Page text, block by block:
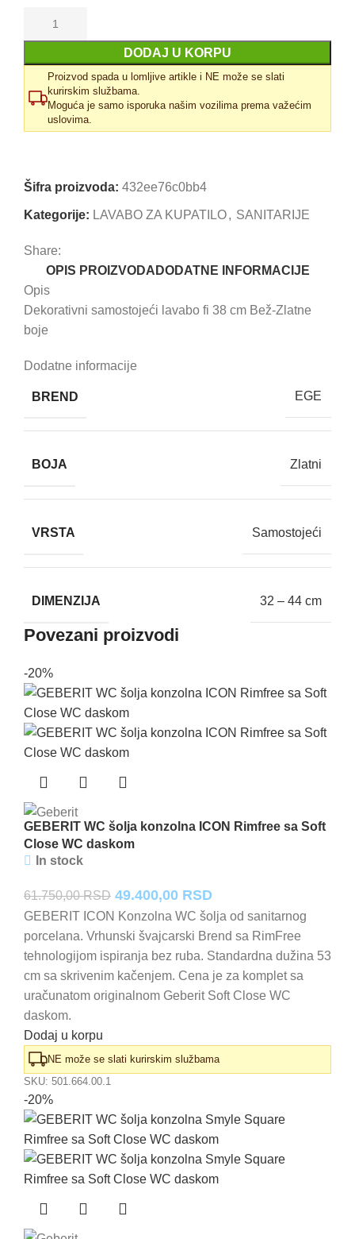
DODAJ U KORPU
Proizvod spada u lomljive artikle i NE može se slati
kurirskim službama.
Moguća je samo isporuka našim vozilima prema važećim
uslovima.
Šifra proizvoda: 432ee76c0bb4
Kategorije: LAVABO ZA KUPATILO, SANITARIJE
Share:
OPIS PROIZVODA DODATNE INFORMACIJE
Opis
Dekorativni samostojeći lavabo fi 38 cm Bež-Zlatne
boje
Dodatne informacije
BREND EGE
BOJA Zlatni
VRSTA Samostojeći
DIMENZIJA 32 – 44 cm
Povezani proizvodi
-20%
GEBERIT WC šolja konzolna ICON Rimfree sa Soft
Close WC daskom
In stock
61.750,00RSD Originalna
cena
je
bila:
61.750,00 RSD.
49.400,00 RSDTrenutna
cena
je:
49.400,00 RSD.
GEBERIT ICON Konzolna WC šolja od sanitarnog
porcelana. Vrhunski švajcarski Brend sa RimFree
tehnologijom ispiranja bez ruba. Standardna dužina 53
cm sa skrivenim kačenjem. Cena je za komplet sa
uračunatom originalnom Geberit Soft Close WC
daskom.
Dodaj u korpu
NE može se slati kurirskim službama
SKU: 501.664.00.1
-20%